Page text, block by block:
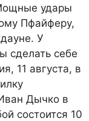
удары
Пфайферу,
У
сделать себе
11 августа, в
Дычко в
состоится 10